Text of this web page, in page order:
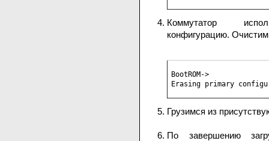
Коммутатор
конфигурацию.
BootROM->
Erasing primary
Грузимся из
По завершению